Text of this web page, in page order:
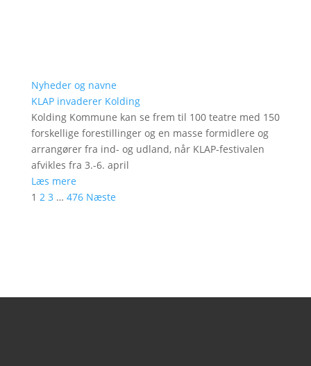
Nyheder og navne
KLAP invaderer Kolding
Kolding Kommune kan se frem til 100 teatre med 150
forskellige forestillinger og en masse formidlere og
arrangører fra ind- og udland, når KLAP-festivalen
afvikles fra 3.-6. april
Læs mere
1 2 3 … 476 Næste